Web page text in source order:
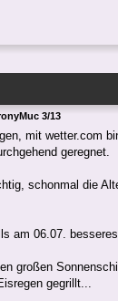
3/13
mit wetter.com
geregnet.
schonmal die
am 06.07.
großen
gegrillt...